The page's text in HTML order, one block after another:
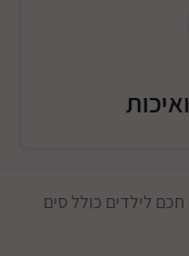
חכם לילדים כולל סים